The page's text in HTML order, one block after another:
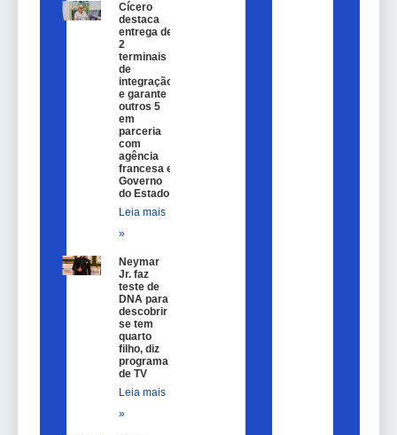
Cícero
destaca
entrega de
2
terminais
de
integração
e garante
outros 5
em
parceria
com
agência
francesa e
Governo
do Estado
Leia mais
»
Neymar
Jr. faz
teste de
DNA para
descobrir
se tem
quarto
filho, diz
programa
de TV
Leia mais
»